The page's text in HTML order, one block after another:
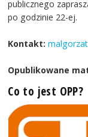
publicznego
po godzinie 22-ej.
Kontakt:
Opublikowane
Co to jest OPP?